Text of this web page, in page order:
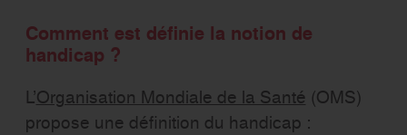
Comment est définie la notion de
handicap ?
L’Organisation Mondiale de la Santé (OMS)
propose une définition du handicap :